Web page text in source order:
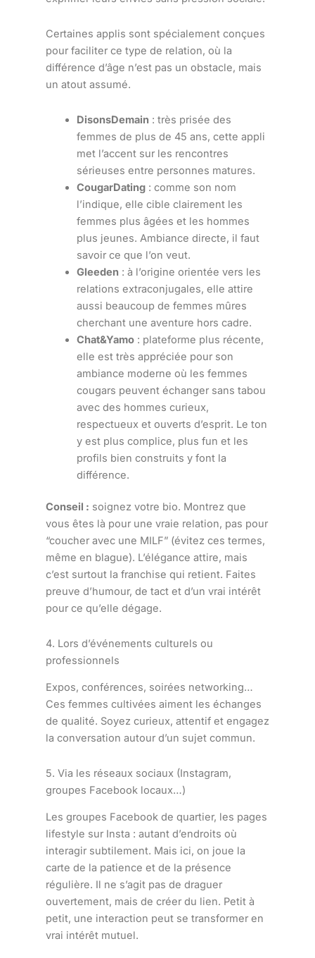
Certaines applis sont spécialement conçues
pour faciliter ce type de relation, où la
différence d’âge n’est pas un obstacle, mais
un atout assumé.
DisonsDemain : très prisée des
femmes de plus de 45 ans, cette appli
met l’accent sur les rencontres
sérieuses entre personnes matures.
CougarDating: comme son nom
l’indique, elle cible clairement les
femmes plus âgées et les hommes
plus jeunes. Ambiance directe, il faut
savoir ce que l’on veut.
Gleeden : à l’origine orientée vers les
relations extraconjugales, elle attire
aussi beaucoup de femmes mûres
cherchant une aventure hors cadre.
Chat&Yamo: plateforme plus récente,
elle est très appréciée pour son
ambiance moderne où les femmes
cougars peuvent échanger sans tabou
avec des hommes curieux,
respectueux et ouverts d’esprit. Le ton
y est plus complice, plus fun et les
profils bien construits y font la
différence.
Conseil : soignez votre bio. Montrez que
vous êtes là pour une vraie relation, pas pour
“coucher avec une MILF” (évitez ces termes,
même en blague). L’élégance attire, mais
c’est surtout la franchise qui retient. Faites
preuve d’humour, de tact et d’un vrai intérêt
pour ce qu’elle dégage.
4. Lors d’événements culturels ou
professionnels
Expos, conférences, soirées networking…
Ces femmes cultivées aiment les échanges
de qualité. Soyez curieux, attentif et engagez
la conversation autour d’un sujet commun.
5. Via les réseaux sociaux (Instagram,
groupes Facebook locaux…)
Les groupes Facebook de quartier, les pages
lifestyle sur Insta : autant d’endroits où
interagir subtilement. Mais ici, on joue la
carte de la patience et de la présence
régulière. Il ne s’agit pas de draguer
ouvertement, mais de créer du lien. Petit à
petit, une interaction peut se transformer en
vrai intérêt mutuel.